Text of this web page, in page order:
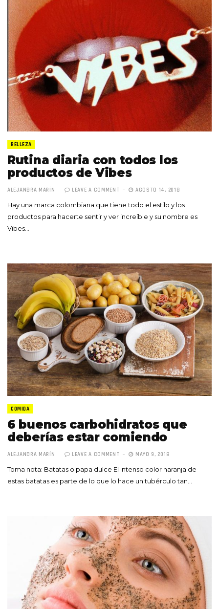
BELLEZA
Rutina diaria con todos los
productos de Vibes
ALEJANDRA MARÍN LEAVE A COMMENT AGOSTO 14, 2018
Hay una marca colombiana que tiene todo el estilo y los
productos para hacerte sentir y ver increíble y su nombre es
Vibes…
COMIDA
6 buenos carbohidratos que
deberías estar comiendo
ALEJANDRA MARÍN LEAVE A COMMENT MAYO 9, 2018
Toma nota: Batatas o papa dulce El intenso color naranja de
estas batatas es parte de lo que lo hace un tubérculo tan…